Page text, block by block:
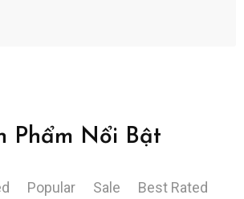
Phẩm Nổi Bật
Popular Sale Best Rated